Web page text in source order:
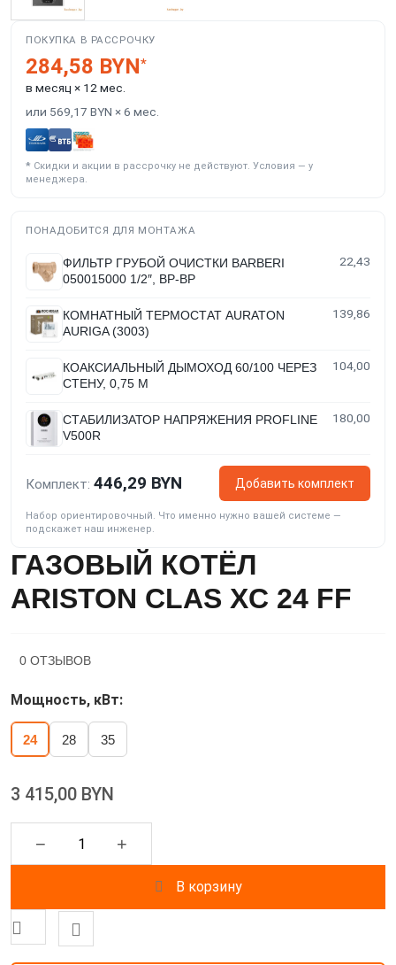
ПОКУПКА В РАССРОЧКУ
284,58 BYN*
в месяц × 12 мес.
или 569,17 BYN × 6 мес.
* Скидки и акции в рассрочку не действуют. Условия — у
менеджера.
ПОНАДОБИТСЯ ДЛЯ МОНТАЖА
ФИЛЬТР ГРУБОЙ ОЧИСТКИ BARBERI
050015000 1/2″, ВР-ВР
22,43
КОМНАТНЫЙ ТЕРМОСТАТ AURATON
AURIGA (3003)
139,86
КОАКСИАЛЬНЫЙ ДЫМОХОД 60/100 ЧЕРЕЗ
СТЕНУ, 0,75 М
104,00
СТАБИЛИЗАТОР НАПРЯЖЕНИЯ PROFLINE
V500R
180,00
Комплект: 446,29 BYN Добавить комплект
Набор ориентировочный. Что именно нужно вашей системе —
подскажет наш инженер.
ГАЗОВЫЙ КОТЁЛ
ARISTON CLAS XС 24 FF
0 ОТЗЫВОВ
Мощность, кВт:
24 28 35
3 415,00 BYN
− +
В корзину